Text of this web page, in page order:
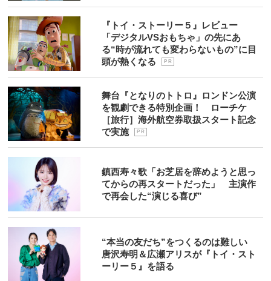
『トイ・ストーリー５』レビュー
「デジタルVSおもちゃ」の先にあ
る“時が流れても変わらないもの”に目
頭が熱くなる
P R
舞台『となりのトトロ』ロンドン公演
を観劇できる特別企画！ ローチケ
［旅行］海外航空券取扱スタート記念
で実施
P R
鎮西寿々歌「お芝居を辞めようと思っ
てからの再スタートだった」 主演作
で再会した“演じる喜び”
“本当の友だち”をつくるのは難しい
唐沢寿明＆広瀬アリスが『トイ・スト
ーリー５』を語る